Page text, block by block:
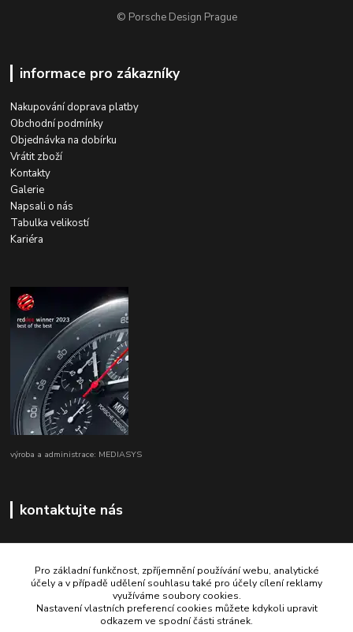
© Porsche Design Prague
informace pro zákazníky
Nakupování doprava platby
Obchodní podmínky
Objednávka na dobírku
Vrátit zboží
Kontakty
Galerie
Napsali o nás
Tabulka velikostí
Kariéra
výroba a administrace: MEDIASYS
kontaktujte nás
+420 725 347 646
Pro základní funkčnost, zpříjemnění používání webu, analytické
účely a v případě udělení souhlasu také pro účely cílení reklamy
využíváme soubory cookies.
Nastavení vlastních preferencí cookies můžete kdykoli upravit
odkazem ve spodní části stránek.